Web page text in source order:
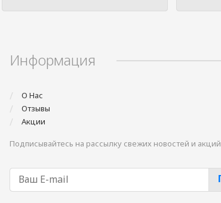
Информация
О Нас
Отзывы
Акции
Подписывайтесь на рассылку свежих новостей и акций